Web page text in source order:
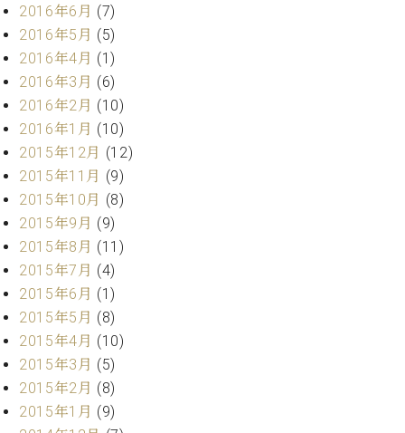
ス
お
い
合
わ
せ
ア
ー
テ
ィ
ス
ト
カ
ス
タ
マ
ー
サ
2016年6月 (7)
2016年5月 (5)
2016年4月 (1)
2016年3月 (6)
2016年2月 (10)
2016年1月 (10)
2015年12月 (12)
2015年11月 (9)
2015年10月 (8)
2015年9月 (9)
2015年8月 (11)
2015年7月 (4)
2015年6月 (1)
2015年5月 (8)
2015年4月 (10)
2015年3月 (5)
2015年2月 (8)
2015年1月 (9)